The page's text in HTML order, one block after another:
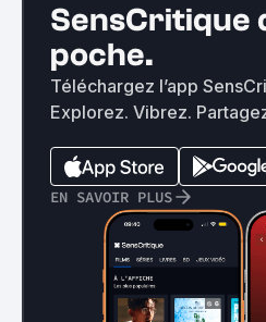
SensCritique
poche.
Téléchargez l’app
Explorez. Vibrez.
EN SAVOIR PLUS